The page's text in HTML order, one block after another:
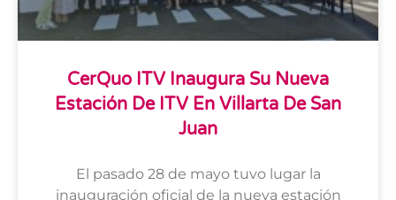
CerQuo ITV Inaugura Su Nueva
Estación De ITV En Villarta De San
Juan
El pasado 28 de mayo tuvo lugar la
inauguración oficial de la nueva estación